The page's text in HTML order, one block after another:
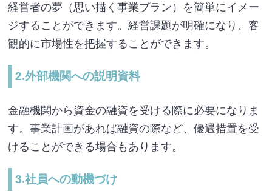
経営者の夢（思い描く事業プラン）を簡単にイメー
ジすることができます。経営課題が明確になり、客
観的に市場性を把握することができます。
2.外部機関への説明資料
金融機関から資金の融資を受ける際に必要になりま
す。事業計画があれば融資の際など、優遇措置を受
けることができる場合もあります。
3.社員への動機づけ